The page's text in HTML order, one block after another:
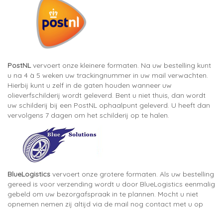
PostNLvervoert onze kleinere formaten. Na uw bestelling kunt
u na 4 à 5 weken uw trackingnummer in uw mail verwachten.
Hierbij kunt u zelf in de gaten houden wanneer uw
olieverfschilderij wordt geleverd. Bent u niet thuis, dan wordt
uw schilderij bij een PostNL ophaalpunt geleverd. U heeft dan
vervolgens 7 dagen om het schilderij op te halen.
BlueLogistics vervoert onze grotere formaten. Als uw bestelling
gereed is voor verzending wordt u door BlueLogistics eenmalig
gebeld om uw bezorgafspraak in te plannen. Mocht u niet
opnemen nemen zij altijd via de mail nog contact met u op